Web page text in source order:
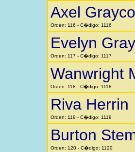
Axel
Orden: 116 - C�digo: 1116
Evelyn
Orden: 117 - C�digo: 1117
Wanwright
Orden: 118 - C�digo: 1118
Riva Herrin
Orden: 119 - C�digo: 1119
Burton
Orden: 120 - C�digo: 1120